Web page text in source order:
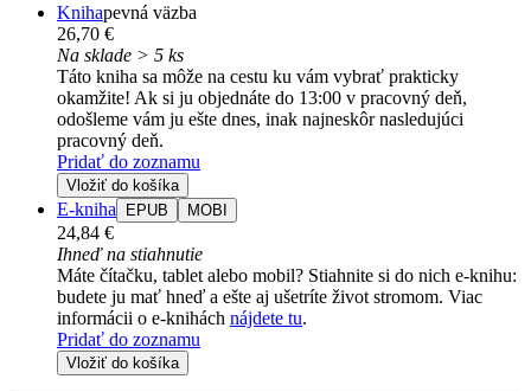
Knihapevná väzba
26,70 €
Na sklade > 5 ks
Táto kniha sa môže na cestu ku vám vybrať prakticky
okamžite! Ak si ju objednáte do 13:00 v pracovný deň,
odošleme vám ju ešte dnes, inak najneskôr nasledujúci
pracovný deň.
Pridať do zoznamu
Vložiť do košíka
E-kniha EPUB MOBI
24,84 €
Ihneď na stiahnutie
Máte čítačku, tablet alebo mobil? Stiahnite si do nich e-knihu:
budete ju mať hneď a ešte aj ušetríte život stromom. Viac
informácii o e-knihách nájdete tu.
Pridať do zoznamu
Vložiť do košíka